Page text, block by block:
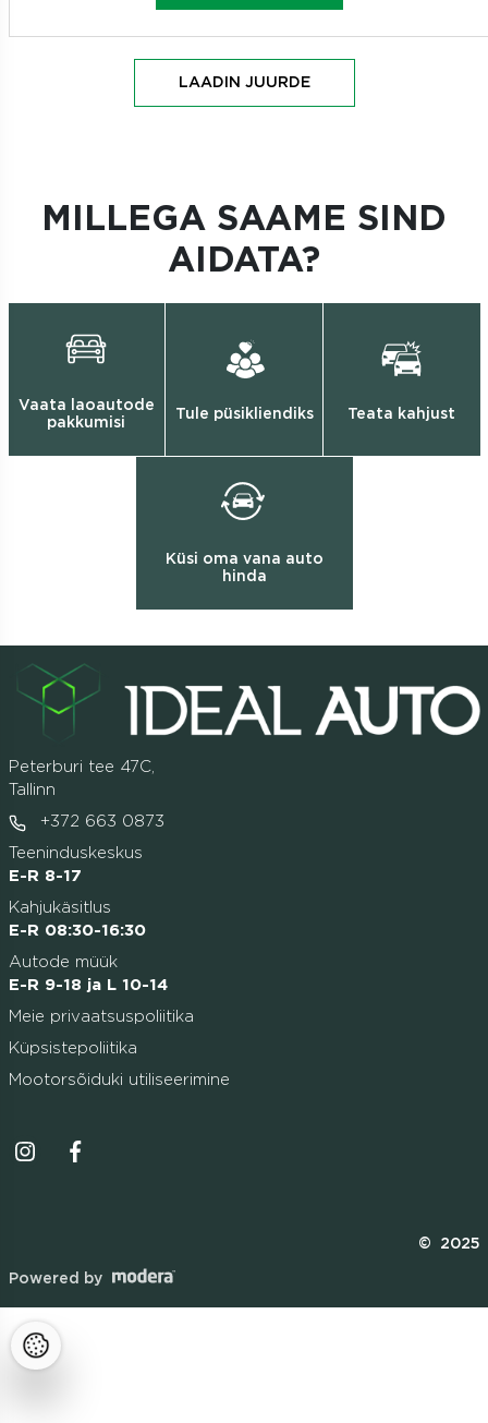
LAADIN JUURDE
MILLEGA SAAME SIND
AIDATA?
Vaata laoautode
pakkumisi
Tule püsikliendiks Teata kahjust
Küsi oma vana auto
hinda
Peterburi tee 47C,
Tallinn
+372 663 0873
Teeninduskeskus
E-R 8-17
Kahjukäsitlus
E-R 08:30-16:30
Autode müük
E-R 9-18 ja L 10-14
Meie privaatsuspoliitika
Küpsistepoliitika
Mootorsõiduki utiliseerimine
Instagrammi ikoon
© 2025
Powered by